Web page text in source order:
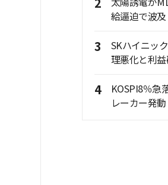
2
給逼迫で波及
3
SKハイニッ
理悪化と利
4
KOSPI8％急
レーカー発